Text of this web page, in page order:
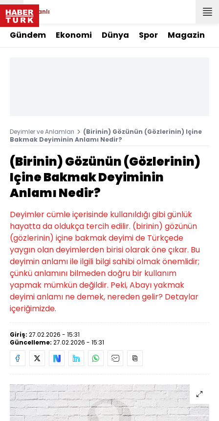
Canlı
Gündem Ekonomi Dünya Spor Magazin
Deyimler ve Anlamları
(Birinin) Gözünün (Gözlerinin) Içine
Bakmak Deyiminin Anlamı Nedir?
(Birinin) Gözünün (Gözlerinin)
Içine Bakmak Deyiminin
Anlamı Nedir?
Deyimler cümle içerisinde kullanıldığı gibi günlük
hayatta da oldukça tercih edilir. (birinin) gözünün
(gözlerinin) içine bakmak deyimi de Türkçede
yaygın olan deyimlerden birisi olarak öne çıkar. Bu
deyimin anlamı ile ilgili bilgi sahibi olmak önemlidir;
çünkü anlamını bilmeden doğru bir kullanım
yapmak mümkün değildir. Peki, Abayı yakmak
deyimi anlamı ne demek, nereden gelir? Detaylar
içeriğimizde.
Giriş: 27.02.2026 - 15:31
Güncelleme: 27.02.2026 - 15:31